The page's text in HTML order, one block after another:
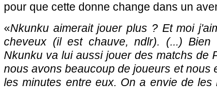
pour que cette donne change dans un
«Nkunku aimerait jouer plus ? Et moi
cheveux (il est chauve, ndlr). (...) Bien
Nkunku va lui aussi jouer des matchs de
nous avons beaucoup de joueurs et nous
les minutes entre eux. On a envie de les